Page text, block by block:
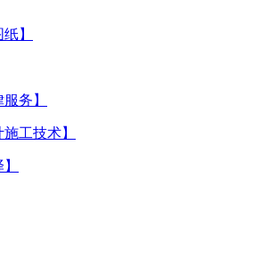
】
务】
工技术】